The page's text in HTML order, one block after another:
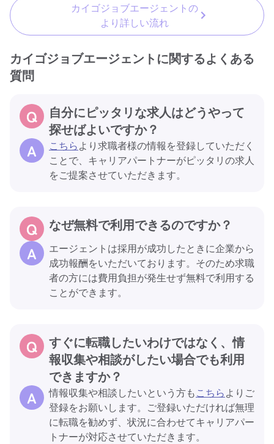
カイゴジョブエージェントの
より詳しい流れ
カイゴジョブエージェントに関するよくある
質問
自分にピッタリな求人はどうやって
探せばよいですか？
こちらより求職者様の情報を登録していただく
ことで、キャリアパートナーがピッタリの求人
をご提案させていただきます。
なぜ無料で利用できるのですか？
エージェントは採用が成功したときに企業から
成功報酬をいただいております。そのため求職
者の方には費用負担が発生せず無料で利用する
ことができます。
すぐに転職したいわけではなく、情
報収集や相談がしたい場合でも利用
できますか？
情報収集や相談したいという方もこちらよりご
登録をお願いします。ご登録いただければ無理
に転職を勧めず、状況に合わせてキャリアパー
トナーが対応させていただきます。